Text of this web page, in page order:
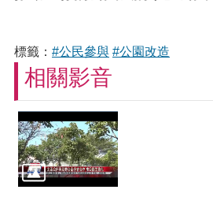
標籤： #公民參與 #公園改造
相關影音